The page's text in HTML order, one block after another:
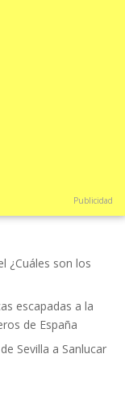
Publicidad
¿Cuáles son los
escapadas a la
de España
Sevilla a Sanlucar